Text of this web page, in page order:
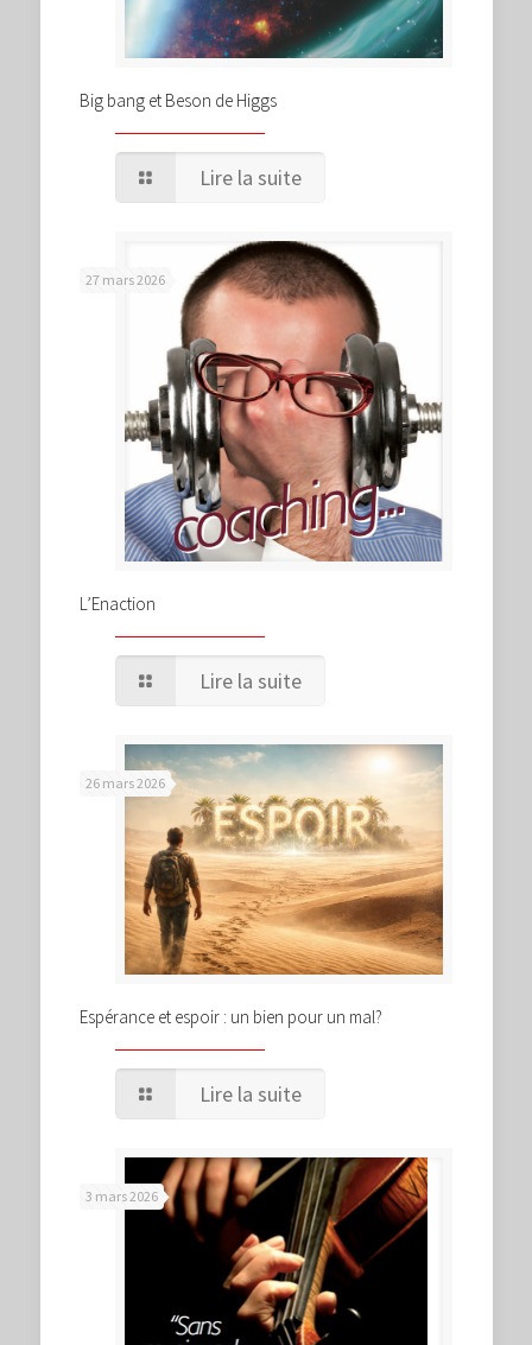
Big bang et Beson de Higgs
Lire la suite
27 mars 2026
L’Enaction
Lire la suite
26 mars 2026
Espérance et espoir : un bien pour un mal?
Lire la suite
3 mars 2026